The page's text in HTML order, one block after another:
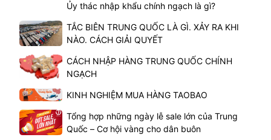
Ủy thác nhập khẩu chính ngạch là gì?
TẮC BIÊN TRUNG QUỐC LÀ GÌ. XẢY RA KHI
NÀO. CÁCH GIẢI QUYẾT
CÁCH NHẬP HÀNG TRUNG QUỐC CHÍNH
NGẠCH
KINH NGHIỆM MUA HÀNG TAOBAO
Tổng hợp những ngày lễ sale lớn của Trung
Quốc – Cơ hội vàng cho dân buôn